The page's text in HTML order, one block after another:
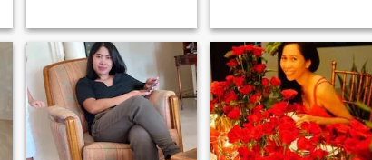
söker den här!)så låter
tillsammans försöker